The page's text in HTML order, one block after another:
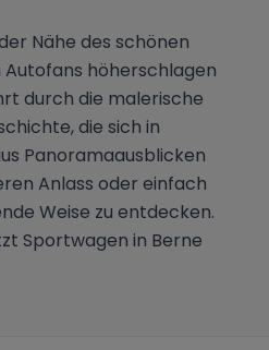
Nähe des schönen
höherschlagen
durch die malerische
die sich in
Panoramaausblicken
Anlass oder einfach
Weise zu entdecken.
Sportwagen in Berne